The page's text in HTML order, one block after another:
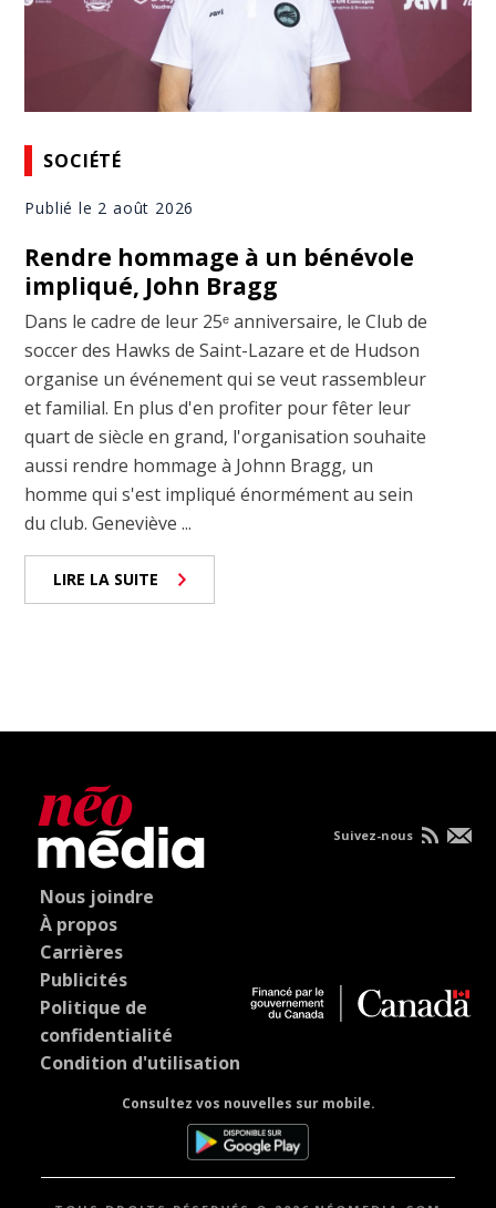
SOCIÉTÉ
Publié le 2 août 2026
Rendre hommage à un bénévole
impliqué, John Bragg
Dans le cadre de leur 25ᵉ anniversaire, le Club de
soccer des Hawks de Saint-Lazare et de Hudson
organise un événement qui se veut rassembleur
et familial. En plus d'en profiter pour fêter leur
quart de siècle en grand, l'organisation souhaite
aussi rendre hommage à Johnn Bragg, un
homme qui s'est impliqué énormément au sein
du club. Geneviève ...
LIRE LA SUITE
Nous joindre
À propos
Carrières
Publicités
Politique de
confidentialité
Condition d'utilisation
Consultez vos nouvelles sur mobile.
Suivez-nous